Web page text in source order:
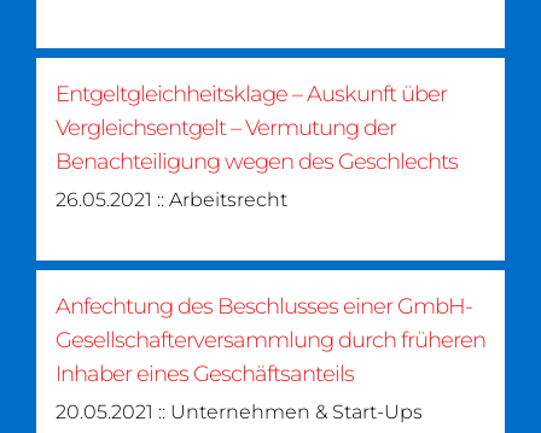
Entgeltgleichheitsklage – Auskunft über
Vergleichsentgelt – Vermutung der
Benachteiligung wegen des Geschlechts
26.05.2021 :: Arbeitsrecht
Anfechtung des Beschlusses einer GmbH-
Gesellschafterversammlung durch früheren
Inhaber eines Geschäftsanteils
20.05.2021 :: Unternehmen & Start-Ups